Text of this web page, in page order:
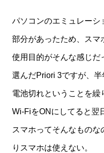
パソコンのエミュレーシ
部分があったため、スマ
使用目的がそんな感じだ
選んだPriori 3ですが、
電池切れということを繰
Wi-FiをONにしてると翌
スマホってそんなもの
りスマホは使えない。